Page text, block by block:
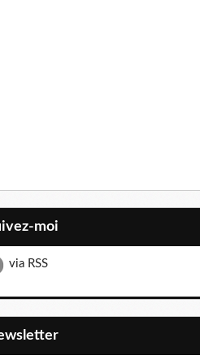
moi
via RSS